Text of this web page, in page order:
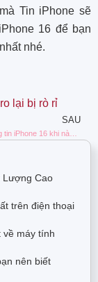
Tin iPhone sẽ
16 để bạn
nhé.
lại bị rò rỉ
SAU
Hot News: Thông tin iPhone 16 khi nào ra mắt?
Lượng Cao
trên điện thoại
về máy tính
nên biết